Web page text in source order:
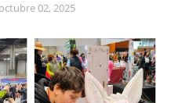
02, 2025